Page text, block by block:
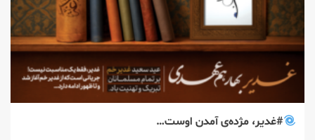
#غدیر، مژده‌ی آمدن اوست…